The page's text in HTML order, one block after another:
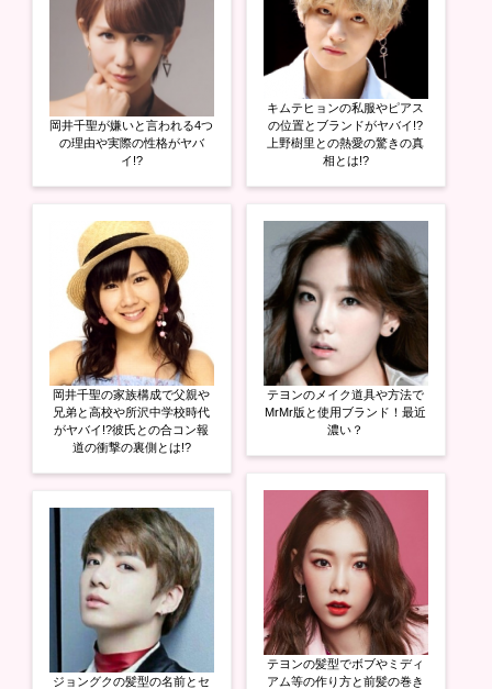
岡井千聖が嫌いと言われる4つ
の理由や実際の性格がヤバ
イ!?
岡井千聖の家族構成で父親や
兄弟と高校や所沢中学校時代
がヤバイ!?彼氏との合コン報
道の衝撃の裏側とは!?
ジョングクの髪型の名前とセ
キムテヒョンの私服やピアス
の位置とブランドがヤバイ!?
上野樹里との熱愛の驚きの真
相とは!?
テヨンのメイク道具や方法で
MrMr版と使用ブランド！最近
濃い？
テヨンの髪型でボブやミディ
アム等の作り方と前髪の巻き